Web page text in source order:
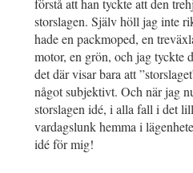
förstå att han tyckte att den
storslagen. Själv höll jag inte
hade en packmoped, en
motor, en grön, och jag tyckte
det där visar bara att
något subjektivt. Och när jag
storslagen idé, i alla fall i det
vardagslunk hemma i
idé för mig!